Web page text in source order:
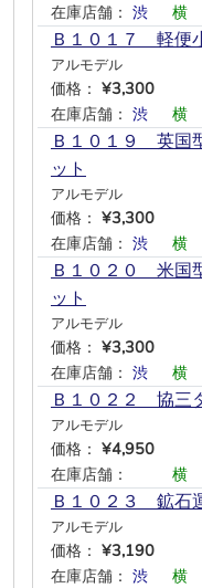
在庫店舗： 渋 横
Ｂ１０１７ 軽便
アルモデル
価格： ¥3,300
在庫店舗： 渋 横
Ｂ１０１９ 英国
ット
アルモデル
価格： ¥3,300
在庫店舗： 渋 横
Ｂ１０２０ 米国
ット
アルモデル
価格： ¥3,300
在庫店舗： 渋 横
Ｂ１０２２ 協三
アルモデル
価格： ¥4,950
在庫店舗：
横
Ｂ１０２３ 鉱石
アルモデル
価格： ¥3,190
在庫店舗： 渋 横